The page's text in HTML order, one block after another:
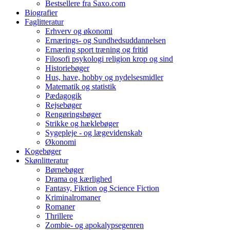
Bestsellere fra Saxo.com
Biografier
Faglitteratur
Erhverv og økonomi
Ernærings- og Sundhedsuddannelsen
Ernæring sport træning og fritid
Filosofi psykologi religion krop og sind
Historiebøger
Hus, have, hobby og nydelsesmidler
Matematik og statistik
Pædagogik
Rejsebøger
Rengøringsbøger
Strikke og hæklebøger
Sygepleje - og lægevidenskab
Økonomi
Kogebøger
Skønlitteratur
Børnebøger
Drama og kærlighed
Fantasy, Fiktion og Science Fiction
Kriminalromaner
Romaner
Thrillere
Zombie- og apokalypsegenren